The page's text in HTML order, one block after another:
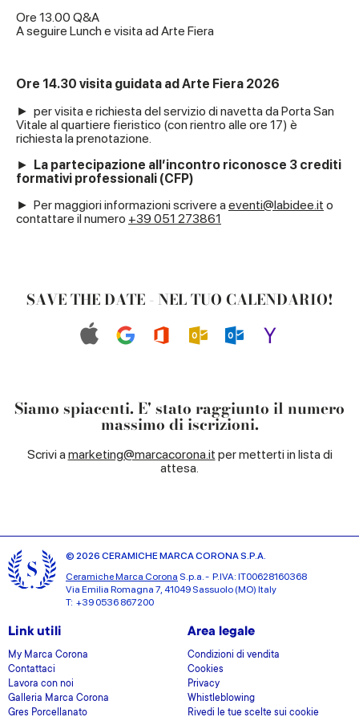
Ore 13.00 Q&A
A seguire Lunch e visita ad Arte Fiera
Ore 14.30 visita guidata ad Arte Fiera 2026
► per visita e richiesta del servizio di navetta da Porta San
Vitale al quartiere fieristico (con rientro alle ore 17) è
richiesta la prenotazione.
►
La partecipazione all’incontro riconosce 3 crediti
formativi professionali (CFP)
► Per maggiori informazioni scrivere a eventi@labidee.it o
contattare il numero +39 051 273861
SAVE THE DATE - NEL TUO CALENDARIO!
Siamo spiacenti. E' stato raggiunto il numero
massimo di iscrizioni.
Scrivi a marketing@marcacorona.it per metterti in lista di
attesa.
© 2026 CERAMICHE MARCA CORONA S.P.A.
Ceramiche Marca Corona S.p.a. - P.IVA: IT00628160368
Via Emilia Romagna 7, 41049 Sassuolo (MO) Italy
T: +39 0536 867200
Link utili
My Marca Corona
Contattaci
Lavora con noi
Galleria Marca Corona
Gres Porcellanato
Area legale
Condizioni di vendita
Cookies
Privacy
Whistleblowing
Rivedi le tue scelte sui cookie